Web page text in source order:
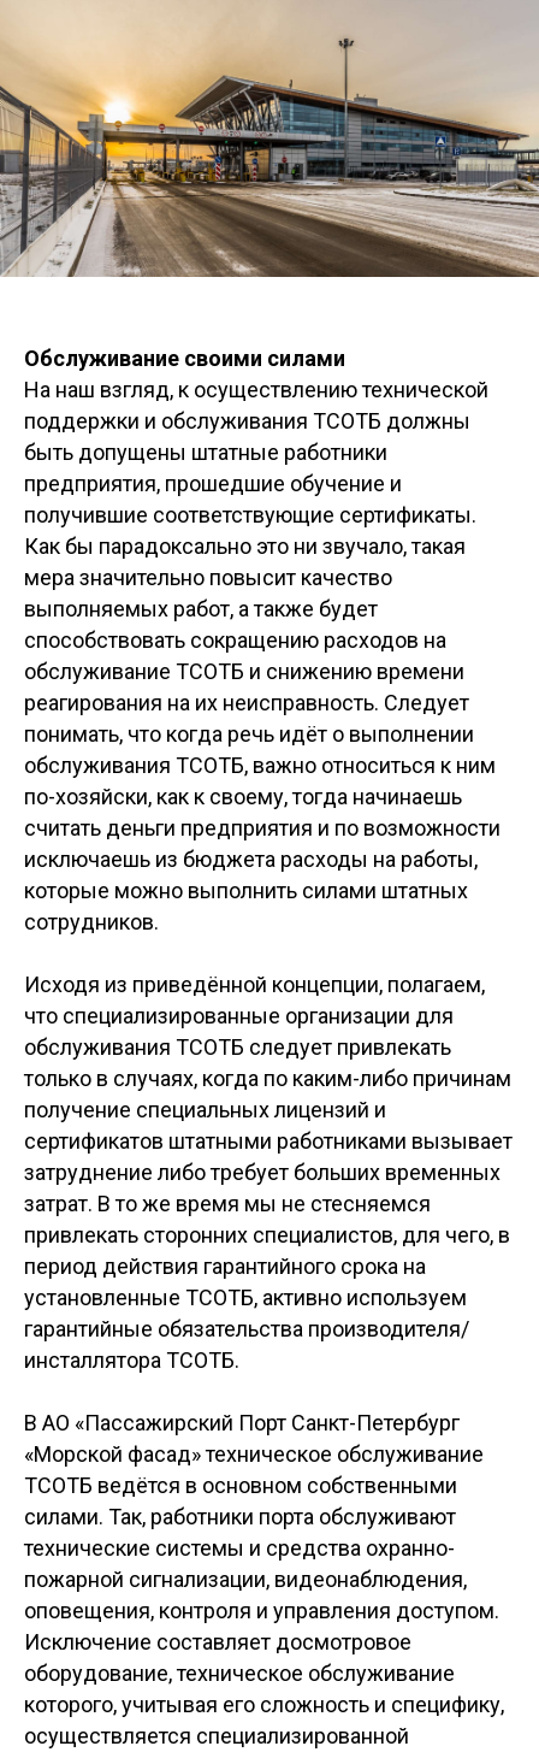
Обслуживание своими силами
На наш взгляд, к осуществлению технической
поддержки и обслуживания ТСОТБ должны
быть допущены штатные работники
предприятия, прошедшие обучение и
получившие соответствующие сертификаты.
Как бы парадоксально это ни звучало, такая
мера значительно повысит качество
выполняемых работ, а также будет
способствовать сокращению расходов на
обслуживание ТСОТБ и снижению времени
реагирования на их неисправность. Следует
понимать, что когда речь идёт о выполнении
обслуживания ТСОТБ, важно относиться к ним
по-хозяйски, как к своему, тогда начинаешь
считать деньги предприятия и по возможности
исключаешь из бюджета расходы на работы,
которые можно выполнить силами штатных
сотрудников.
Исходя из приведённой концепции, полагаем,
что специализированные организации для
обслуживания ТСОТБ следует привлекать
только в случаях, когда по каким-либо причинам
получение специальных лицензий и
сертификатов штатными работниками вызывает
затруднение либо требует больших временных
затрат. В то же время мы не стесняемся
привлекать сторонних специалистов, для чего, в
период действия гарантийного срока на
установленные ТСОТБ, активно используем
гарантийные обязательства производителя/
инсталлятора ТСОТБ.
В АО «Пассажирский Порт Санкт-Петербург
«Морской фасад» техническое обслуживание
ТСОТБ ведётся в основном собственными
силами. Так, работники порта обслуживают
технические системы и средства охранно-
пожарной сигнализации, видеонаблюдения,
оповещения, контроля и управления доступом.
Исключение составляет досмотровое
оборудование, техническое обслуживание
которого, учитывая его сложность и специфику,
осуществляется специализированной